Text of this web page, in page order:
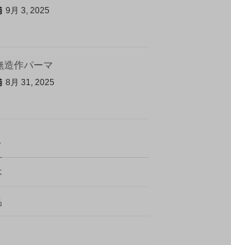
9月 3, 2025
造作パーマ
8月 31, 2025